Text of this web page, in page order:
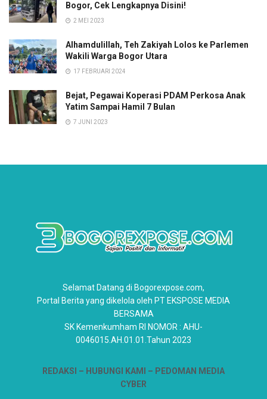
Bogor, Cek Lengkapnya Disini!
2 MEI 2023
Alhamdulillah, Teh Zakiyah Lolos ke Parlemen
Wakili Warga Bogor Utara
17 FEBRUARI 2024
Bejat, Pegawai Koperasi PDAM Perkosa Anak
Yatim Sampai Hamil 7 Bulan
7 JUNI 2023
Selamat Datang di Bogorexpose.com,
Portal Berita yang dikelola oleh PT EKSPOSE MEDIA
BERSAMA
SK Kemenkumham RI NOMOR : AHU-
0046015.AH.01.01.Tahun 2023
REDAKSI – HUBUNGI KAMI
– PEDOMAN MEDIA
CYBER